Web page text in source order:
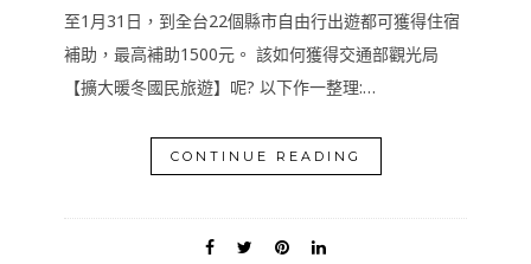
至1月31日，到全台22個縣市自由行出遊都可獲得住宿
補助，最高補助1500元。 該如何獲得交通部觀光局
【擴大暖冬國民旅遊】呢? 以下作一整理:…
CONTINUE READING